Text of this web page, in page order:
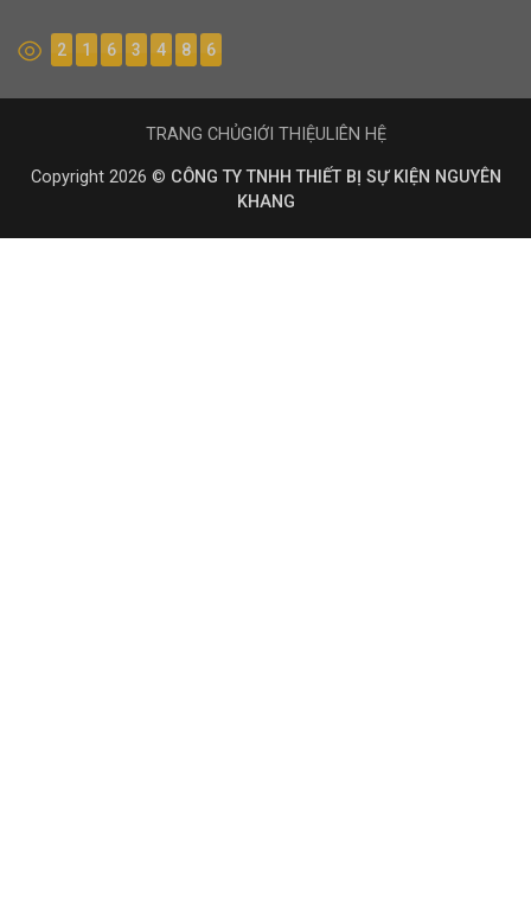
2 1 6 3 4 8 6
Copyright 2026 © CÔNG TY TNHH THIẾT BỊ SỰ KIỆN NGUYÊN
KHANG
TRANG CHỦGIỚI THIỆULIÊN HỆ